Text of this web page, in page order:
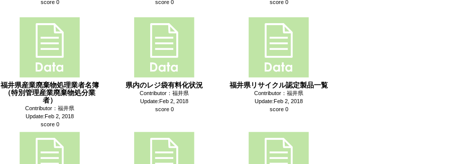
score 0
score 0
score 0
福井県産業廃棄物処理業者名簿
（特別管理産業廃棄物処分業
者）
Contributor：福井県
Update:Feb 2, 2018
score 0
県内のレジ袋有料化状況
Contributor：福井県
Update:Feb 2, 2018
score 0
福井県リサイクル認定製品一覧
Contributor：福井県
Update:Feb 2, 2018
score 0